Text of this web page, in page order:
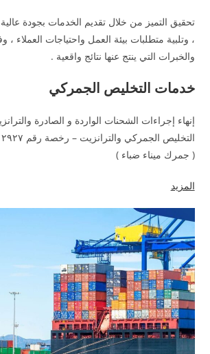
تحقيق التميز من خلال تقديم الخدمات بجودة
، وتلبية متطلبات بيئة العمل واحتياجات العملاء ،
والخبرات التي ينتج عنها نتائج واقعية .
خدمات التخليص الجمركي
إنهاء إجراءات الشحنات الواردة و الصادرة
التخليص الجمركي والترانزيت – رخصة رقم ٢٩٢٧
( جمرك ميناء ضباء )
المزيد